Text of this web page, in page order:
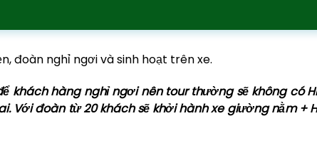
đoàn nghỉ ngơi và sinh hoạt trên xe.
khách hàng nghỉ ngơi nên tour thường sẽ không có
Với đoàn từ 20 khách sẽ khởi hành xe giường nằm +